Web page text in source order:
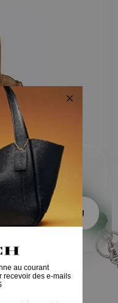
à l’intérieur pour
les soufflets latéraux
vous avez besoin d’un
sur l’épaule.
Add Bundle to Bag